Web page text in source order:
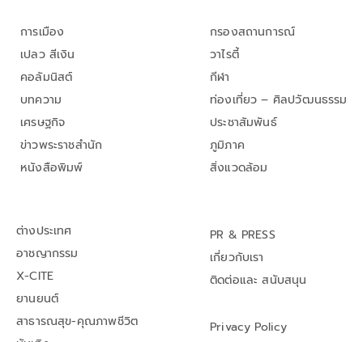
การเมือง
เปลว สีเงิน
คอลัมนิสต์
บทความ
เศรษฐกิจ
ข่าวพระราชสำนัก
หนังสือพิมพ์
กรองสถานการณ์
วาไรตี้
กีฬา
ท่องเที่ยว – ศิลปวัฒนธรรม
ประชาสัมพันธ์
ภูมิภาค
สิ่งแวดล้อม
ต่างประเทศ
อาชญากรรม
X-CITE
ยานยนต์
สาธารณสุข-คุณภาพชีวิต
PR & PRESS
เกี่ยวกับเรา
ติดต่อและ สนับสนุน
Privacy Policy